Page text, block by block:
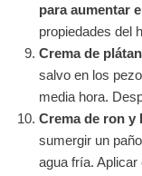
para aumentar
propiedades del
Crema de
salvo en los
media hora.
Crema de ron y
sumergir un
agua fría.